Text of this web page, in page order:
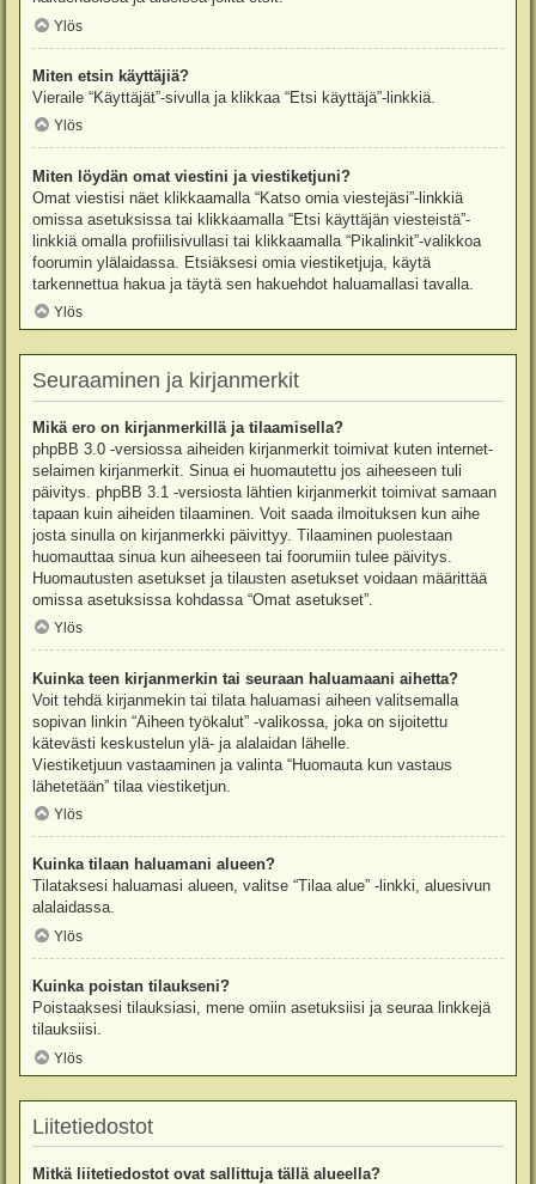
Ylös
Miten etsin käyttäjiä?
Vieraile “Käyttäjät”-sivulla ja klikkaa “Etsi käyttäjä”-linkkiä.
Ylös
Miten löydän omat viestini ja viestiketjuni?
Omat viestisi näet klikkaamalla “Katso omia viestejäsi”-linkkiä
omissa asetuksissa tai klikkaamalla “Etsi käyttäjän viesteistä”-
linkkiä omalla profiilisivullasi tai klikkaamalla “Pikalinkit”-valikkoa
foorumin ylälaidassa. Etsiäksesi omia viestiketjuja, käytä
tarkennettua hakua ja täytä sen hakuehdot haluamallasi tavalla.
Ylös
Seuraaminen ja kirjanmerkit
Mikä ero on kirjanmerkillä ja tilaamisella?
phpBB 3.0 -versiossa aiheiden kirjanmerkit toimivat kuten internet-
selaimen kirjanmerkit. Sinua ei huomautettu jos aiheeseen tuli
päivitys. phpBB 3.1 -versiosta lähtien kirjanmerkit toimivat samaan
tapaan kuin aiheiden tilaaminen. Voit saada ilmoituksen kun aihe
josta sinulla on kirjanmerkki päivittyy. Tilaaminen puolestaan
huomauttaa sinua kun aiheeseen tai foorumiin tulee päivitys.
Huomautusten asetukset ja tilausten asetukset voidaan määrittää
omissa asetuksissa kohdassa “Omat asetukset”.
Ylös
Kuinka teen kirjanmerkin tai seuraan haluamaani aihetta?
Voit tehdä kirjanmekin tai tilata haluamasi aiheen valitsemalla
sopivan linkin “Aiheen työkalut” -valikossa, joka on sijoitettu
kätevästi keskustelun ylä- ja alalaidan lähelle.
Viestiketjuun vastaaminen ja valinta “Huomauta kun vastaus
lähetetään” tilaa viestiketjun.
Ylös
Kuinka tilaan haluamani alueen?
Tilataksesi haluamasi alueen, valitse “Tilaa alue” -linkki, aluesivun
alalaidassa.
Ylös
Kuinka poistan tilaukseni?
Poistaaksesi tilauksiasi, mene omiin asetuksiisi ja seuraa linkkejä
tilauksiisi.
Ylös
Liitetiedostot
Mitkä liitetiedostot ovat sallittuja tällä alueella?